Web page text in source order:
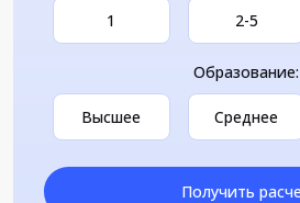
1 2-5
Образование:
Высшее Среднее
Получить